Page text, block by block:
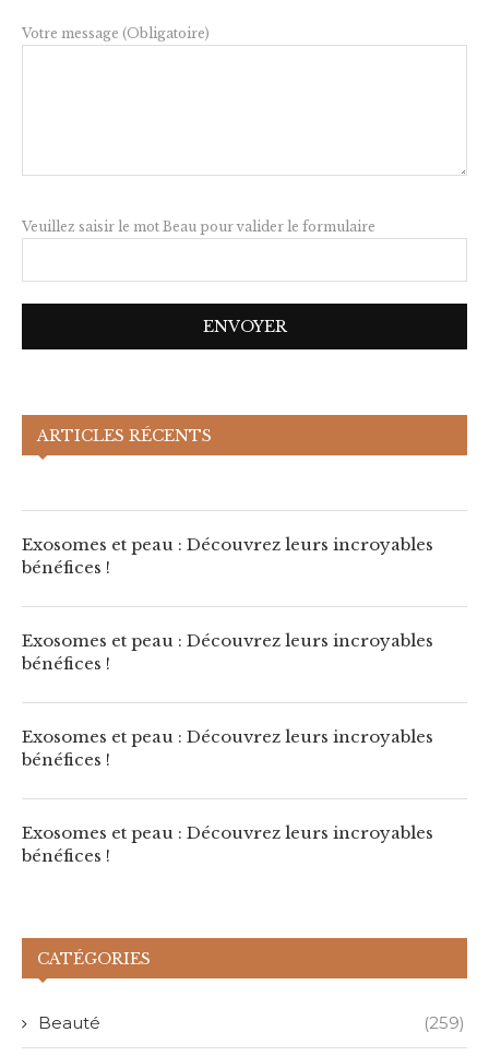
Votre message (Obligatoire)
Veuillez saisir le mot Beau pour valider le formulaire
ARTICLES RÉCENTS
Exosomes et peau : Découvrez leurs
incroyables bénéfices !
Exosomes et peau : Découvrez leurs incroyables
bénéfices !
Exosomes et peau : Découvrez leurs incroyables
bénéfices !
Exosomes et peau : Découvrez leurs incroyables
bénéfices !
Exosomes et peau : Découvrez leurs incroyables
bénéfices !
CATÉGORIES
Beauté (259)